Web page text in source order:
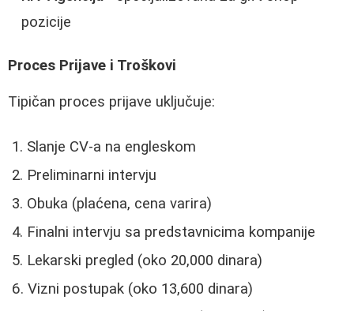
pozicije
Proces Prijave i Troškovi
Tipičan proces prijave uključuje:
Slanje CV-a na engleskom
Preliminarni intervju
Obuka (plaćena, cena varira)
Finalni intervju sa predstavnicima kompanije
Lekarski pregled (oko 20,000 dinara)
Vizni postupak (oko 13,600 dinara)